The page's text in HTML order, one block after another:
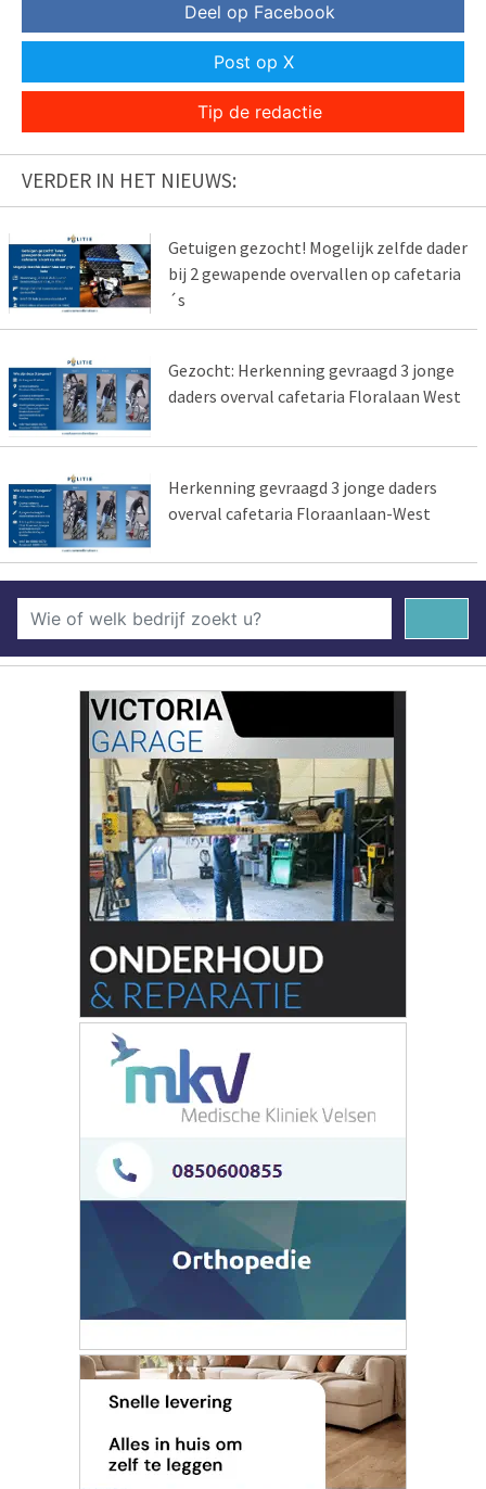
Deel op Facebook
Post op X
Tip de redactie
VERDER IN HET NIEUWS:
Getuigen gezocht! Mogelijk zelfde dader
bij 2 gewapende overvallen op cafetaria
´s
Gezocht: Herkenning gevraagd 3 jonge
daders overval cafetaria Floralaan West
Herkenning gevraagd 3 jonge daders
overval cafetaria Floraanlaan-West